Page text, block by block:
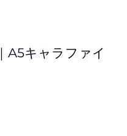
キャラファイ